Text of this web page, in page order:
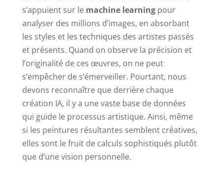
s’appuient sur le machine learningpour
analyser des millions d’images, en absorbant
les styles et les techniques des artistes passés
et présents. Quand on observe la précision et
l’originalité de ces œuvres, on ne peut
s’empêcher de s’émerveiller. Pourtant, nous
devons reconnaître que derrière chaque
création IA, il y a une vaste base de données
qui guide le processus artistique. Ainsi, même
si les peintures résultantes semblent créatives,
elles sont le fruit de calculs sophistiqués plutôt
que d’une vision personnelle.